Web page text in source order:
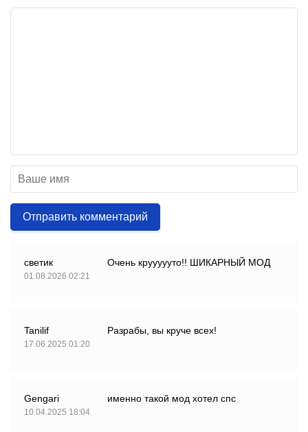
Отправить комментарий
светик
01.08.2026 02:21
Очень круууууто!! ШИКАРНЫЙ МОД
Tanilif
17.06.2025 01:20
Разрабы, вы круче всех!
Gengari
10.04.2025 18:04
именно такой мод хотел спс